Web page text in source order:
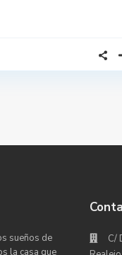
sueños de
la casa que
C/